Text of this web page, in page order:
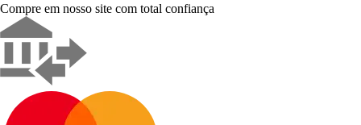
Compre em nosso site com total confiança